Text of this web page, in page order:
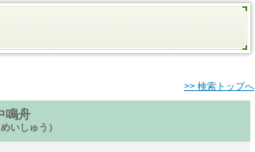
>> 検索トップへ
鳴舟
いしゅう）